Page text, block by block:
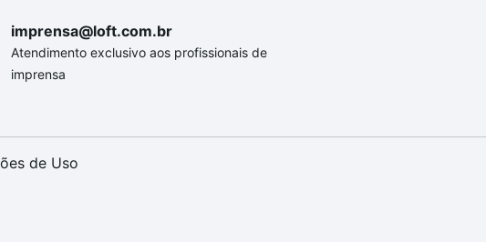
imprensa@loft.com.br
Atendimento exclusivo aos profissionais de
imprensa
de Uso